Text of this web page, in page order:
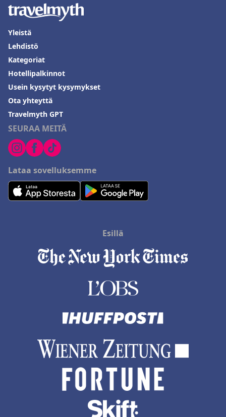
SEURAA MEITÄ
Lataa sovelluksemme
Yleistä
Lehdistö
Kategoriat
Hotellipalkinnot
Usein kysytyt kysymykset
Ota yhteyttä
Travelmyth GPT
Esillä